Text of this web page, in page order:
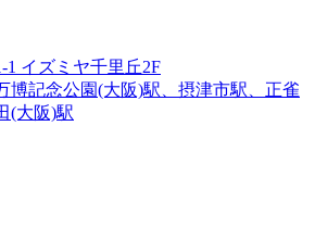
1 イズミヤ千里丘2F
博記念公園(大阪)駅、摂津市駅、正雀
(大阪)駅